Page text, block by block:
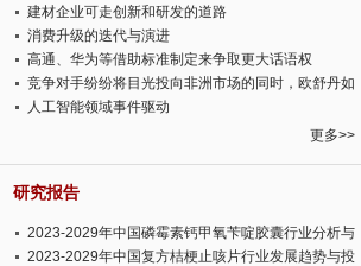
建材企业可走创新和研发的道路
消费升级的迭代与演进
高通、华为等借助标准制定来争取更大话语权
竞争对手纷纷将目光投向非洲市场的同时，欧舒丹如
此淡定，难道就真的不怕丧失先机吗?
人工智能领域事件驱动
更多>>
研究报告
2023-2029年中国磷霉素钙甲氧苄啶胶囊行业分析与
投资可行性报告
2023-2029年中国复方桔梗止咳片行业发展趋势与投